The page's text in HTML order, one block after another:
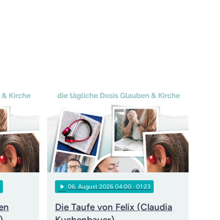
play_arrow 06 . August 2026 04:00 · 01:23
Die Taufe von Felix (Claudia